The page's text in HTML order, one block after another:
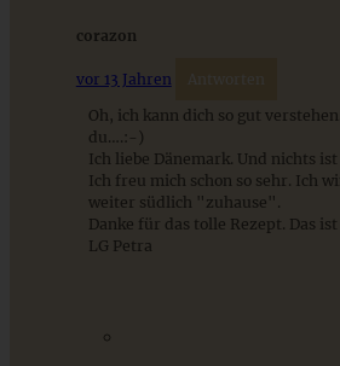
Minz-Joghurt
ZUM BEITRAG
corazon
vor 13 Jahren Antworten
Oh, ich kann dich so gut
du….:-)
Ich liebe Dänemark. Und nichts
Ich freu mich schon so sehr. Ich
weiter südlich "zuhause".
Danke für das tolle Rezept. Das
LG Petra